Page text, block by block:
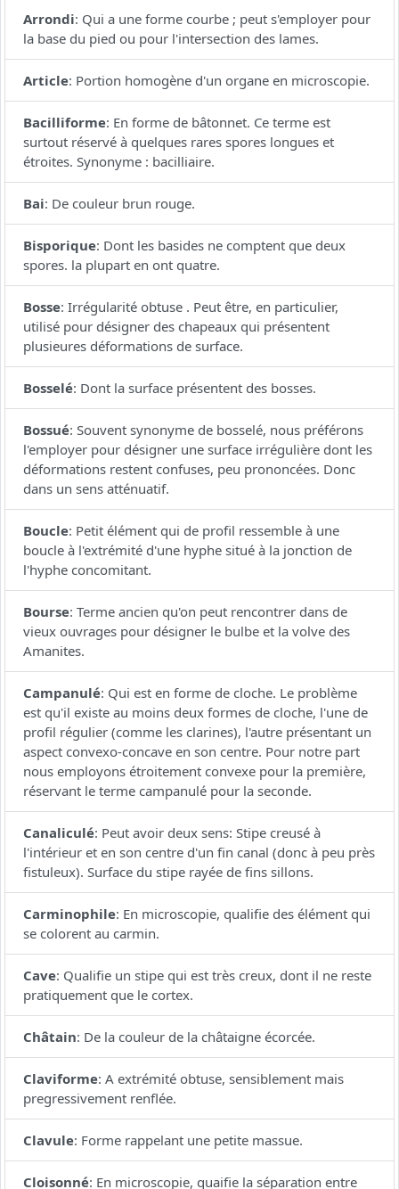
Arrondi: Qui a une forme courbe ; peut s'employer pour
la base du pied ou pour l'intersection des lames.
Article: Portion homogène d'un organe en microscopie.
Bacilliforme: En forme de bâtonnet. Ce terme est
surtout réservé à quelques rares spores longues et
étroites. Synonyme : bacilliaire.
Bai: De couleur brun rouge.
Bisporique: Dont les basides ne comptent que deux
spores. la plupart en ont quatre.
Bosse: Irrégularité obtuse . Peut être, en particulier,
utilisé pour désigner des chapeaux qui présentent
plusieures déformations de surface.
Bosselé: Dont la surface présentent des bosses.
Bossué: Souvent synonyme de bosselé, nous préférons
l'employer pour désigner une surface irrégulière dont les
déformations restent confuses, peu prononcées. Donc
dans un sens atténuatif.
Boucle: Petit élément qui de profil ressemble à une
boucle à l'extrémité d'une hyphe situé à la jonction de
l'hyphe concomitant.
Bourse: Terme ancien qu'on peut rencontrer dans de
vieux ouvrages pour désigner le bulbe et la volve des
Amanites.
Campanulé: Qui est en forme de cloche. Le problème
est qu'il existe au moins deux formes de cloche, l'une de
profil régulier (comme les clarines), l'autre présentant un
aspect convexo-concave en son centre. Pour notre part
nous employons étroitement convexe pour la première,
réservant le terme campanulé pour la seconde.
Canaliculé: Peut avoir deux sens: Stipe creusé à
l'intérieur et en son centre d'un fin canal (donc à peu près
fistuleux). Surface du stipe rayée de fins sillons.
Carminophile: En microscopie, qualifie des élément qui
se colorent au carmin.
Cave: Qualifie un stipe qui est très creux, dont il ne reste
pratiquement que le cortex.
Châtain: De la couleur de la châtaigne écorcée.
Claviforme: A extrémité obtuse, sensiblement mais
pregressivement renflée.
Clavule: Forme rappelant une petite massue.
Cloisonné: En microscopie, quaifie la séparation entre